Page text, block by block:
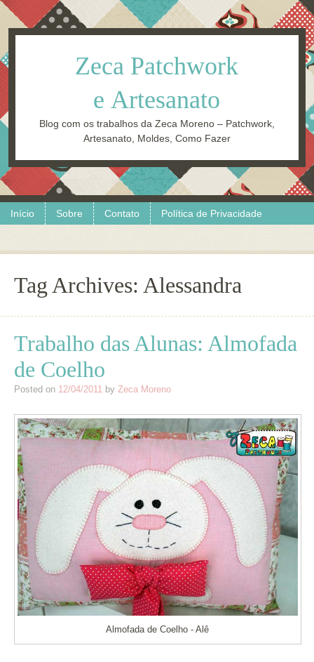
Zeca Patchwork
e Artesanato
Blog com os trabalhos da Zeca Moreno – Patchwork,
Artesanato, Moldes, Como Fazer
Menu
Skip to content
Início Sobre Contato Política de Privacidade
Tag Archives: Alessandra
Trabalho das Alunas: Almofada
de Coelho
Posted on 12/04/2011 by Zeca Moreno
Almofada de Coelho - Alê